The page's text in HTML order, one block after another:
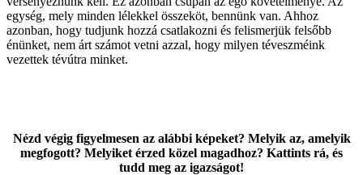
egység, mely minden lélekkel összeköt, bennünk van. Ahhoz
azonban, hogy tudjunk hozzá csatlakozni és felismerjük felsőbb
énünket, nem árt számot vetni azzal, hogy milyen téveszméink
vezettek tévútra minket.
Nézd végig figyelmesen az alábbi képeket? Melyik az, amelyik
megfogott? Melyiket érzed közel magadhoz? Kattints rá, és
tudd meg az igazságot!